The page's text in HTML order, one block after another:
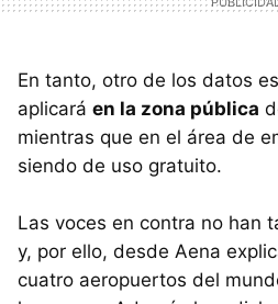
En tanto, otro de los datos
aplicará en la zona pública
mientras que en el área de
siendo de uso gratuito.
Las voces en contra no han
y, por ello, desde Aena
cuatro aeropuertos del